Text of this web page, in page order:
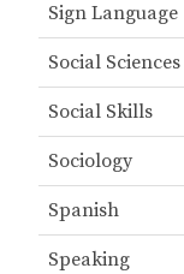
Sign Language
Social Sciences
Social Skills
Sociology
Spanish
Speaking